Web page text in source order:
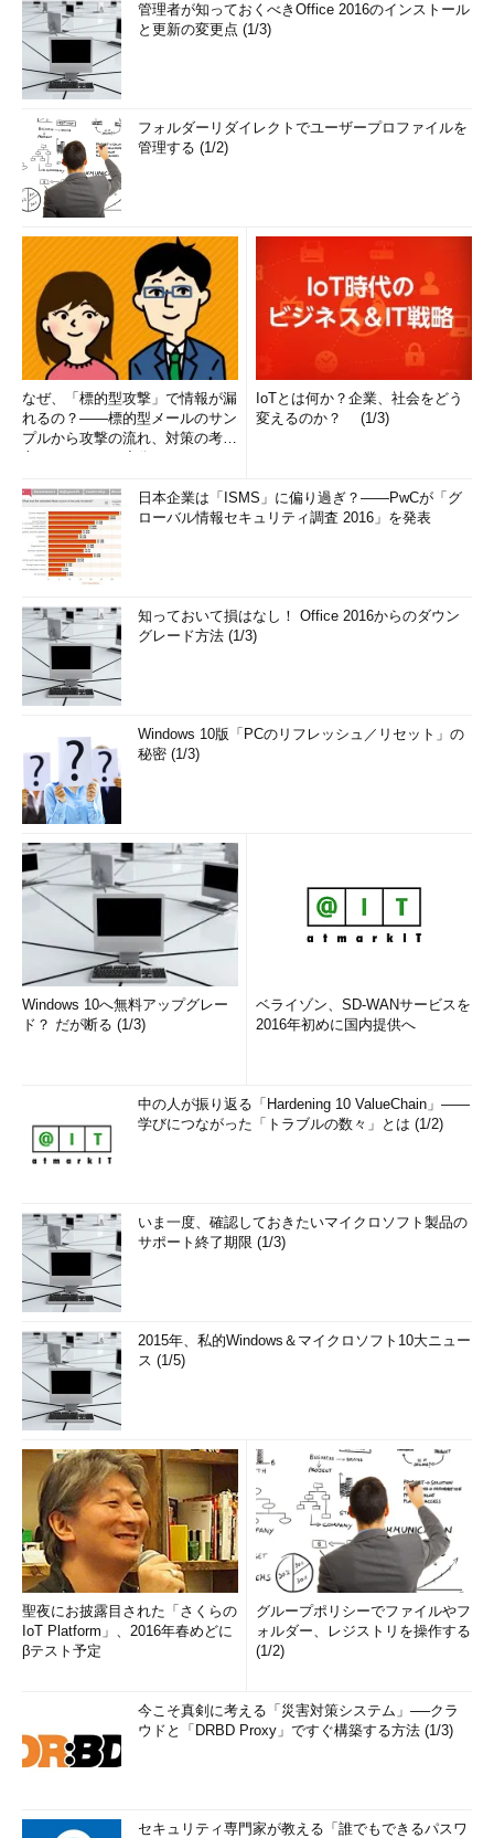
管理者が知っておくべきOffice 2016のインストール
と更新の変更点 (1/3)
フォルダーリダイレクトでユーザープロファイルを
管理する (1/2)
なぜ、「標的型攻撃」で情報が漏
れるの？――標的型メールのサン
プルから攻撃の流れ、対策の考え
IoTとは何か？企業、社会をどう
変えるのか？ (1/3)
日本企業は「ISMS」に偏り過ぎ？――PwCが「グ
ローバル情報セキュリティ調査 2016」を発表
知っておいて損はなし！ Office 2016からのダウン
グレード方法 (1/3)
Windows 10版「PCのリフレッシュ／リセット」の
秘密 (1/3)
Windows 10へ無料アップグレー
ド？ だが断る (1/3)
ベライゾン、SD-WANサービスを
2016年初めに国内提供へ
中の人が振り返る「Hardening 10 ValueChain」――
学びにつながった「トラブルの数々」とは (1/2)
いま一度、確認しておきたいマイクロソフト製品の
サポート終了期限 (1/3)
2015年、私的Windows＆マイクロソフト10大ニュー
ス (1/5)
聖夜にお披露目された「さくらの
IoT Platform」、2016年春めどに
βテスト予定
グループポリシーでファイルやフ
ォルダー、レジストリを操作する
(1/2)
今こそ真剣に考える「災害対策システム」──クラ
ウドと「DRBD Proxy」ですぐ構築する方法 (1/3)
セキュリティ専門家が教える「誰でもできるパスワ